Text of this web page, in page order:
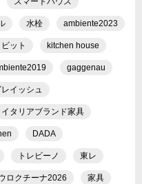
水栓 ambiente2023
ット kitchen house
gaggenau
レイッシュ
イタリアブランド家具
DADA
トレビーノ 東レ
ロクチーナ2026 家具